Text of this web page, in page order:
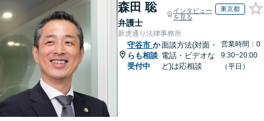
森田 聡
弁護士
インタビュー
を見る
東京都
新虎通り法律事務所
守谷市 か
らも相談
受付中
面談方法(対面・
電話・ビデオな
ど)は応相談
営業時間：0
9:30~20:00
（平日）